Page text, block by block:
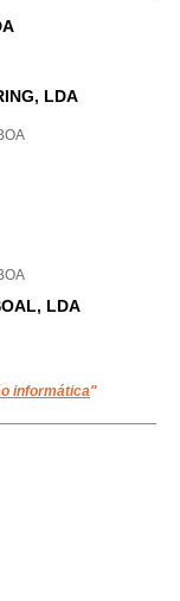
LDA
LDA
informática"